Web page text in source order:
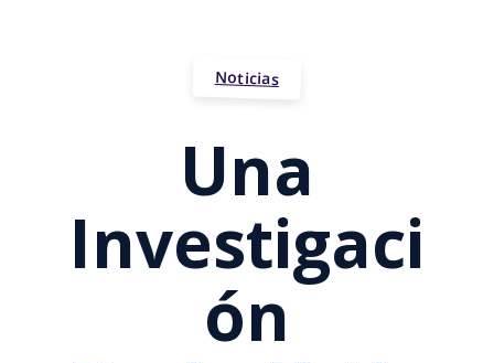
Noticias
Una
Investigaci
Ón